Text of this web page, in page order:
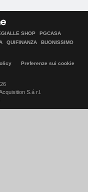
SHOP
PGCASA
QUIFINANZA
BUONISSIMO
Preferenze sui cookie
S.á r.l.